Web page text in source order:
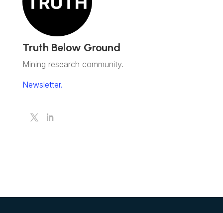
Truth Below Ground
Mining research community.
Newsletter.